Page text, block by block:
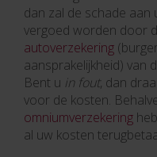
dan zal de schade aan
vergoed worden door
autoverzekering
aansprakelijkheid) van
Bent u in fout, dan
voor de kosten.
omniumverzekering
al uw kosten